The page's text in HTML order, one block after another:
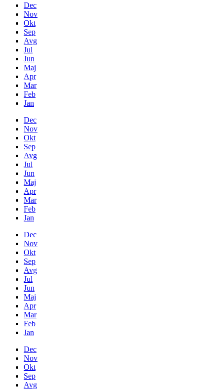
Dec
Nov
Okt
Sep
Avg
Jul
Jun
Maj
Apr
Mar
Feb
Jan
Dec
Nov
Okt
Sep
Avg
Jul
Jun
Maj
Apr
Mar
Feb
Jan
Dec
Nov
Okt
Sep
Avg
Jul
Jun
Maj
Apr
Mar
Feb
Jan
Dec
Nov
Okt
Sep
Avg